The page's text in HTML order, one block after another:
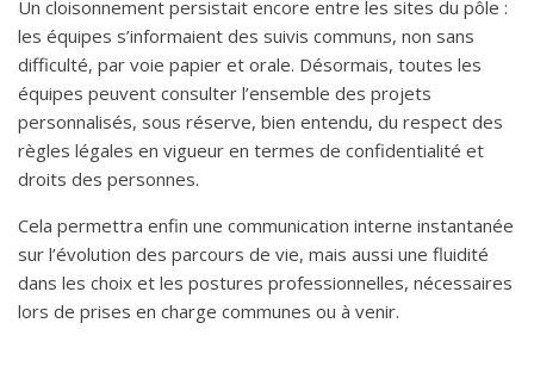
Un cloisonnement persistait encore entre les sites du pôle :
les équipes s’informaient des suivis communs, non sans
difficulté, par voie papier et orale. Désormais, toutes les
équipes peuvent consulter l’ensemble des projets
personnalisés, sous réserve, bien entendu, du respect des
règles légales en vigueur en termes de confidentialité et
droits des personnes.
Cela permettra enfin une communication interne instantanée
sur l’évolution des parcours de vie, mais aussi une fluidité
dans les choix et les postures professionnelles, nécessaires
lors de prises en charge communes ou à venir.